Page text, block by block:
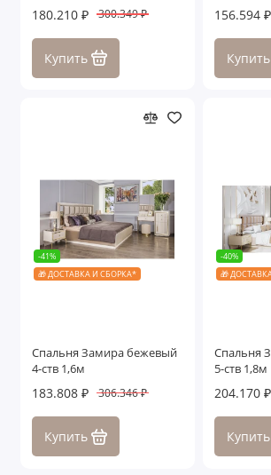
180.210 ₽ 300.349 ₽
Купить
156.594 ₽
Купить
-41%
🎁 ДОСТАВКА И СБОРКА*
Спальня Замира бежевый
4-ств 1,6м
183.808 ₽ 306.346 ₽
Купить
-40%
🎁
Спальня
5-ств 1,8м
204.170 ₽
Купить